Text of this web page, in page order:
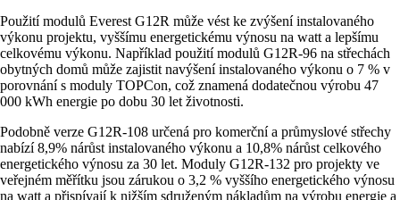
Použití modulů Everest G12R může vést ke zvýšení instalovaného
výkonu projektu, vyššímu energetickému výnosu na watt a lepšímu
celkovému výkonu. Například použití modulů G12R-96 na střechách
obytných domů může zajistit navýšení instalovaného výkonu o 7 % v
porovnání s moduly TOPCon, což znamená dodatečnou výrobu 47
000 kWh energie po dobu 30 let životnosti.
Podobně verze G12R-108 určená pro komerční a průmyslové střechy
nabízí 8,9% nárůst instalovaného výkonu a 10,8% nárůst celkového
energetického výnosu za 30 let. Moduly G12R-132 pro projekty ve
veřejném měřítku jsou zárukou o 3,2 % vyššího energetického výnosu
na watt a přispívají k nižším sdruženým nákladům na výrobu energie a